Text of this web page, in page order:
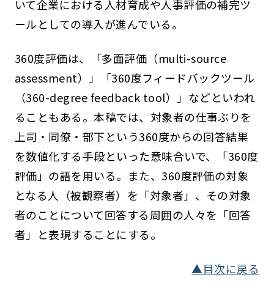
いて企業における人材育成や人事評価の補完ツ
ールとしての導入が進んでいる。
360度評価は、「多面評価（multi-source
assessment）」「360度フィードバックツール
（360-degree feedback tool）」などといわれ
ることもある。本稿では、対象者の仕事ぶりを
上司・同僚・部下という360度からの回答結果
を数値化する手段といった意味合いで、「360度
評価」の語を用いる。また、360度評価の対象
となる人（被観察者）を「対象者」、その対象
者のことについて回答する周囲の人々を「回答
者」と表現することにする。
▲目次に戻る